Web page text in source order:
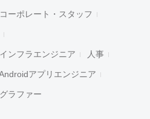
コーポレート・スタッフ
インフラエンジニア 人事
アプリエンジニア
ラファー